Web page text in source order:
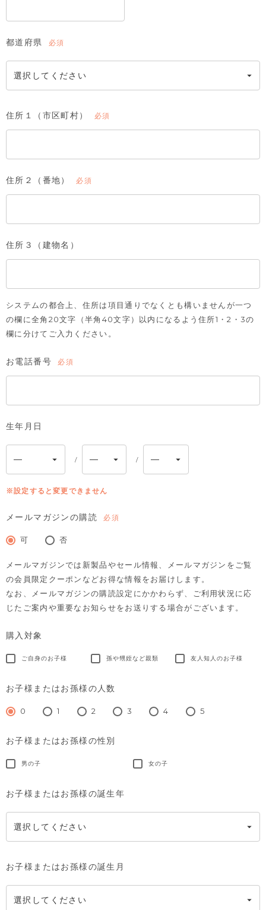
都道府県
須)
住所１（市区町村）
須)
住所２（番地）
須)
住所３（建物名）
システムの都合上、住所は項目通りでなくとも構いませんが一つ
の欄に全角20文字（半角40文字）以内になるよう住所1・2・3の
欄に分けてご入力ください。
お電話番号
須)
生年月日
※設定すると変更できません
メールマガジンの購読
可 否
メールマガジンでは新製品やセール情報、メールマガジンをご覧
の会員限定クーポンなどお得な情報をお届けします。
なお、メールマガジンの購読設定にかかわらず、ご利用状況に応
じたご案内や重要なお知らせをお送りする場合がございます。
購入対象
ご自身のお子様 孫や甥姪など親類 友人知人のお子様
お子様またはお孫様の人数
0 1 2 3 4 5
お子様またはお孫様の性別
男の子 女の子
お子様またはお孫様の誕生年
お子様またはお孫様の誕生月